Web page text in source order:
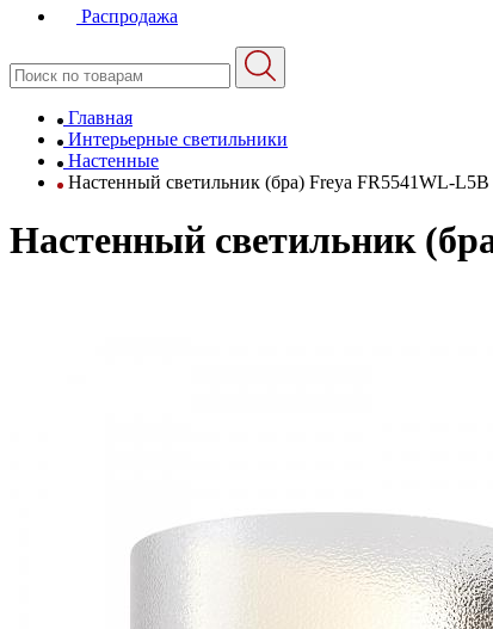
Распродажа
Главная
Интерьерные светильники
Настенные
Настенный светильник (бра) Freya FR5541WL-L5B
Настенный светильник